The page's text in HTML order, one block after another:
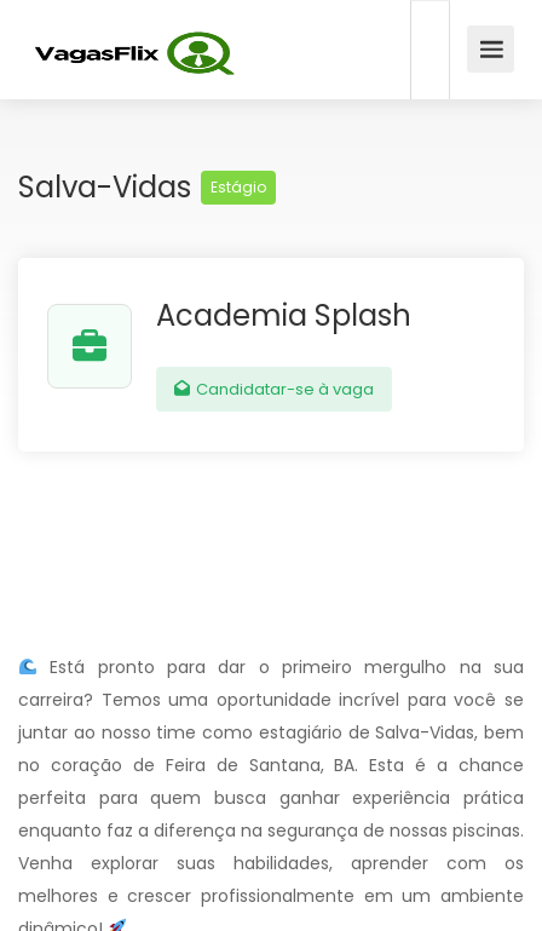
Salva-Vidas Estágio
Academia Splash
Candidatar-se à vaga
Está pronto para dar o primeiro mergulho na sua
carreira? Temos uma oportunidade incrível para você se
juntar ao nosso time como estagiário de Salva-Vidas, bem
no coração de Feira de Santana, BA. Esta é a chance
perfeita para quem busca ganhar experiência prática
enquanto faz a diferença na segurança de nossas piscinas.
Venha explorar suas habilidades, aprender com os
melhores e crescer profissionalmente em um ambiente